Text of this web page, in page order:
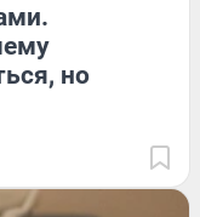
но